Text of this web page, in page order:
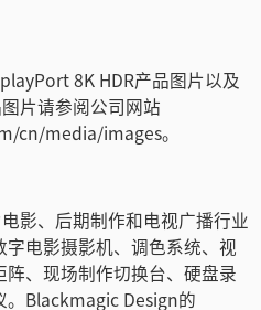
8K HDR产品图片以及
片请参阅公司网站
cn/media/images。
影、后期制作和电视广播行业
电影摄影机、调色系统、视
、现场制作切换台、硬盘录
。Blackmagic Design的